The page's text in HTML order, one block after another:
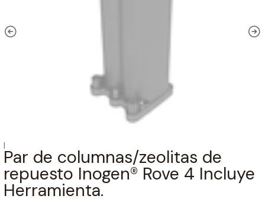
|
Par de columnas/zeolitas de
repuesto Inogen® Rove 4 Incluye
Herramienta.